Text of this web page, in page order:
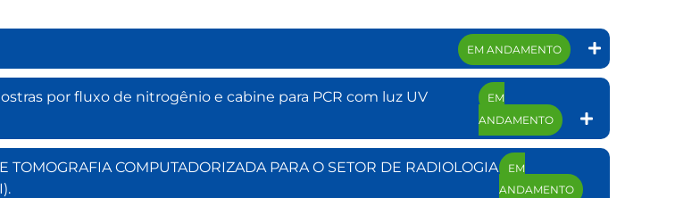
EM ANDAMENTO
por fluxo de nitrogênio e cabine para PCR com luz UV
EM
ANDAMENTO
COMPUTADORIZADA PARA O SETOR DE RADIOLOGIA
EM
ANDAMENTO